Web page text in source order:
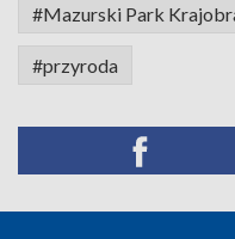
#Mazurski Park
#przyroda